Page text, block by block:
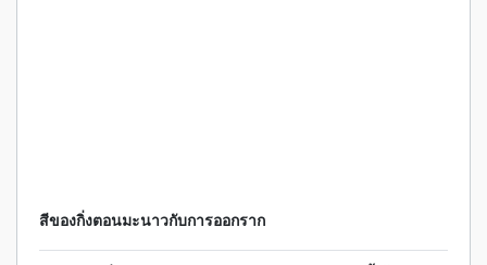
สีของกิ่งตอนมะนาวกับการออกราก